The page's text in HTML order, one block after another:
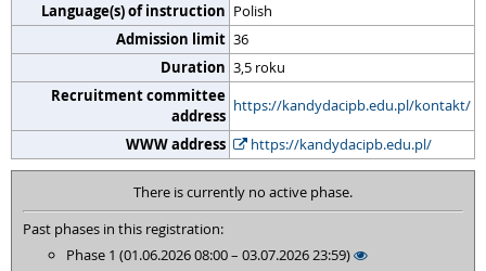
Language(s) of instruction Polish
Admission limit 36
Duration 3,5 roku
Recruitment committee
address
https://kandydacipb.edu.pl/kontakt/
WWW address
https://kandydacipb.edu.pl/
There is currently no active phase.
Past phases in this registration:
Phase 1 (01.06.2026 08:00 – 03.07.2026 23:59)